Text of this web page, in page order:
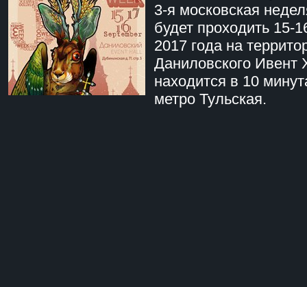
3-я московская
будет проходить 15-
2017 года на
Даниловского Ивент
находится в 10
метро Тульская.